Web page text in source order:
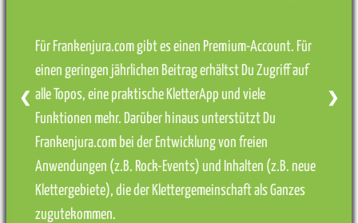
Für Frankenjura.com gibt es einen Premium-Account. Für
einen geringen jährlichen Beitrag erhältst Du Zugriff auf
alle Topos, eine praktische KletterApp und viele
Funktionen mehr. Darüber hinaus unterstützt Du
Frankenjura.com bei der Entwicklung von freien
Anwendungen (z.B. Rock-Events) und Inhalten (z.B. neue
Klettergebiete), die der Klettergemeinschaft als Ganzes
zugutekommen.
❮ ❯